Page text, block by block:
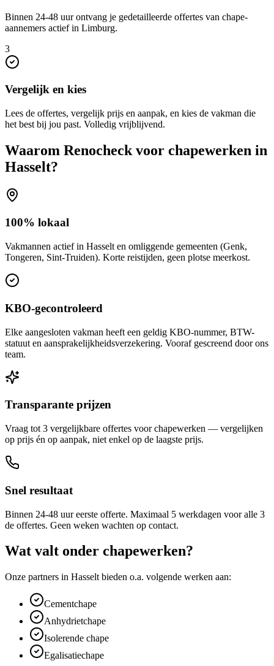
Binnen 24-48 uur ontvang je gedetailleerde offertes van chape-
aannemers actief in Limburg.
3
Vergelijk en kies
Lees de offertes, vergelijk prijs en aanpak, en kies de vakman die
het best bij jou past. Volledig vrijblijvend.
Waarom Renocheck voor chapewerken in
Hasselt?
100% lokaal
Vakmannen actief in Hasselt en omliggende gemeenten (Genk,
Tongeren, Sint-Truiden). Korte reistijden, geen plotse meerkost.
KBO-gecontroleerd
Elke aangesloten vakman heeft een geldig KBO-nummer, BTW-
statuut en aansprakelijkheidsverzekering. Vooraf gescreend door ons
team.
Transparante prijzen
Vraag tot 3 vergelijkbare offertes voor chapewerken — vergelijken
op prijs én op aanpak, niet enkel op de laagste prijs.
Snel resultaat
Binnen 24-48 uur eerste offerte. Maximaal 5 werkdagen voor alle 3
de offertes. Geen weken wachten op contact.
Wat valt onder chapewerken?
Onze partners in Hasselt bieden o.a. volgende werken aan:
Cementchape
Anhydrietchape
Isolerende chape
Egalisatiechape